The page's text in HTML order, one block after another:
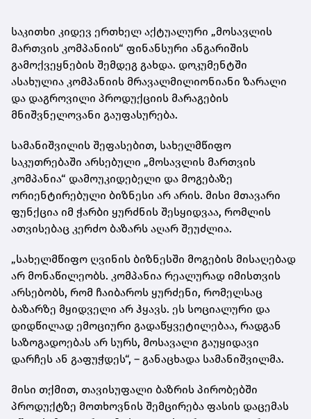
საკითხი კიდევ ერთხელ აქტუალური „მოსავლის
მართვის კომპანიის“ ფინანსური ანგარიშის
გამოქვეყნების შემდეგ გახდა. დოკუმენტში
ასახულია კომპანიის მრავალმილიონიანი ზარალი
და დაგროვილი პროდუქციის მარაგების
მნიშვნელოვანი გაუფასურება.
სამანიშვილის შეფასებით, სახელმწიფო
საკუთრებაში არსებული „მოსავლის მართვის
კომპანია“ დამოუკიდებელი და მოგებაზე
ორიენტირებული ბიზნესი არ არის. მისი მთავარი
ფუნქცია იმ ჭარბი ყურძნის შესყიდვაა, რომლის
ათვისებაც კერძო ბაზარს აღარ შეუძლია.
„სახელმწიფო ღვინის ბიზნესში მოგების მისაღებად
არ მონაწილეობს. კომპანია რეალურად იმისთვის
არსებობს, რომ ჩაიბაროს ყურძენი, რომელსაც
ბაზარზე მყიდველი არ ჰყავს. ეს სოციალური და
დიდწილად ემოციური გადაწყვეტილებაა, რადგან
საზოგადოებას არ სურს, მოსავალი გაუყიდავი
დარჩეს ან გაფუჭდეს“, – განაცხადა სამანიშვილმა.
მისი თქმით, თავისუფალი ბაზრის პირობებში
პროდუქტზე მოთხოვნის შემცირება ფასის დაცემას